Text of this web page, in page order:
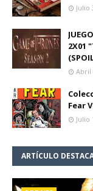
Julio
2X01
Abril
Fear
Julio
ARTÍCULO